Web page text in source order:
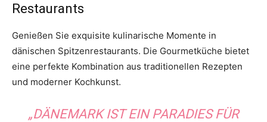
Restaurants
Genießen Sie exquisite kulinarische Momente in
dänischen Spitzenrestaurants. Die Gourmetküche bietet
eine perfekte Kombination aus traditionellen Rezepten
und moderner Kochkunst.
„DÄNEMARK IST EIN PARADIES FÜR